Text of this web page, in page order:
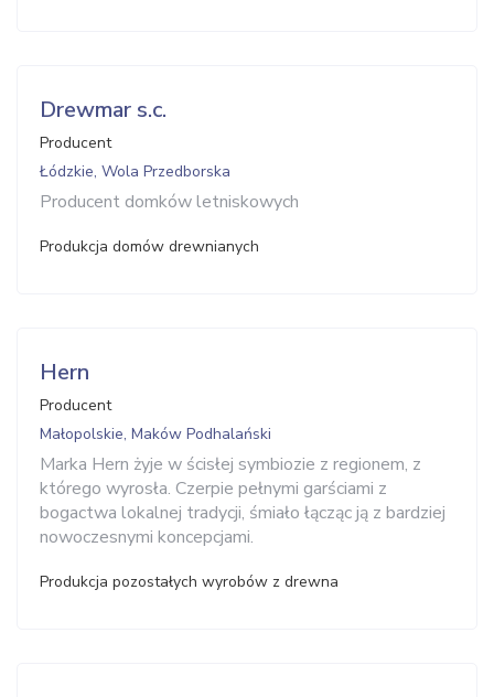
Drewmar s.c.
Producent
Łódzkie, Wola Przedborska
Producent domków letniskowych
Produkcja domów drewnianych
Hern
Producent
Małopolskie, Maków Podhalański
Marka Hern żyje w ścisłej symbiozie z regionem, z
którego wyrosła. Czerpie pełnymi garściami z
bogactwa lokalnej tradycji, śmiało łącząc ją z bardziej
nowoczesnymi koncepcjami.
Produkcja pozostałych wyrobów z drewna